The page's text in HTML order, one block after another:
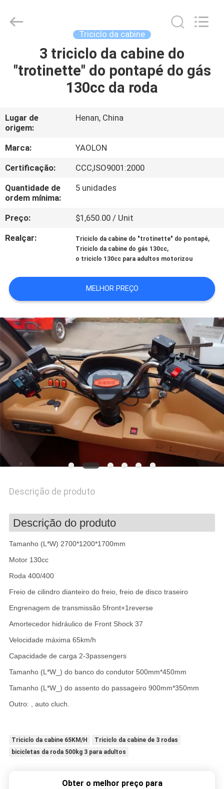
PRODUTOS
SOBRE
NÓS
EXCURSÃO
DA
FÁBRICA
CONTROLE
CONTACTE-
NOS
NOTÍCIA
PEÇA
UMAS
CITAÇÕES
DO
PRIVACY
POLICY
Motorcycle
Triciclo da cabine
3 triciclo da cabine do
"trotinette" do pontapé do gás
130cc da roda
Lugar de
origem:
Henan, China
Marca:
YAOLON
Certificação:
CCC,ISO9001:2000
Quantidade de
ordem mínima:
5 unidades
Preço:
$1,650.00 / Unit
Realçar:
Triciclo da cabine do "trotinette" do pontapé,
Triciclo da cabine do gás 130cc,
o triciclo 130cc para adultos motorizou
MELHOR PREÇO
Descrição de produto
Descrição do produto
Tamanho (L*W) 2700*1200*1700mm
Motor 130cc
Roda 400/400
Freio de cilindro dianteiro do freio, freio de disco traseiro
Engrenagem de transmissão 5front+1reverse
Amortecedor hidráulico de Front Shock 37
Velocidade máxima 65km/h
Capacidade de carga 2-3passengers
Tamanho (L*W_) do banco do condutor 500mm*450mm
Tamanho (L*W_) do assento do passageiro 900mm*350mm
Outro: , auto cluch.
Triciclo da cabine 65KM/H
Triciclo da cabine de 3 rodas
bicicletas da roda 500kg 3 para adultos
Obter o melhor preço para